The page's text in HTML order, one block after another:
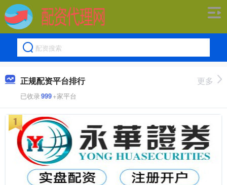
正规配资平台排行
已收录999+家平台
更多